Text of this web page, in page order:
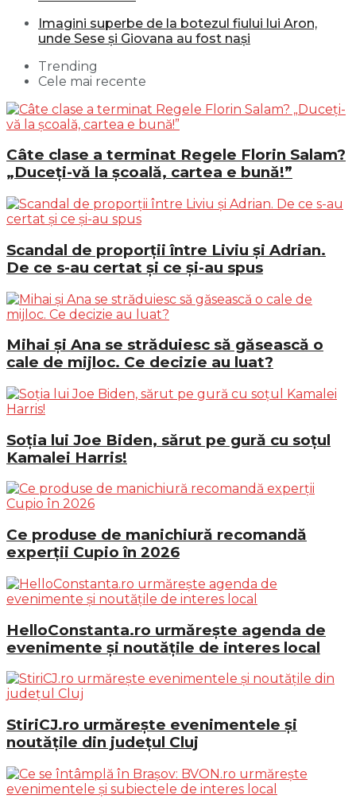
Imagini superbe de la botezul fiului lui Aron,
unde Sese și Giovana au fost nași
Trending
Cele mai recente
Câte clase a terminat Regele Florin Salam?
„Duceți-vă la școală, cartea e bună!”
Scandal de proporții între Liviu și Adrian.
De ce s-au certat și ce și-au spus
Mihai și Ana se străduiesc să găsească o
cale de mijloc. Ce decizie au luat?
Soția lui Joe Biden, sărut pe gură cu soțul
Kamalei Harris!
Ce produse de manichiură recomandă
experții Cupio în 2026
HelloConstanta.ro urmărește agenda de
evenimente și noutățile de interes local
StiriCJ.ro urmărește evenimentele și
noutățile din județul Cluj